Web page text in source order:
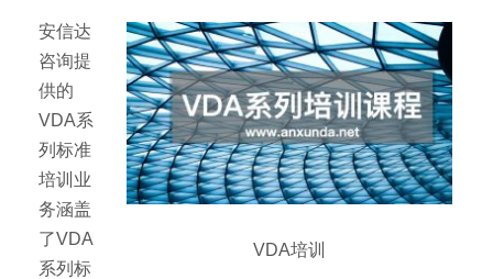
VDA培训
安信达
咨询提
供的
VDA系
列标准
培训业
务涵盖
了VDA
系列标